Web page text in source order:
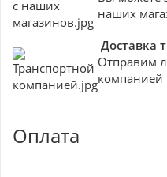
наших
Доставка
Отправим
компанией
Оплата